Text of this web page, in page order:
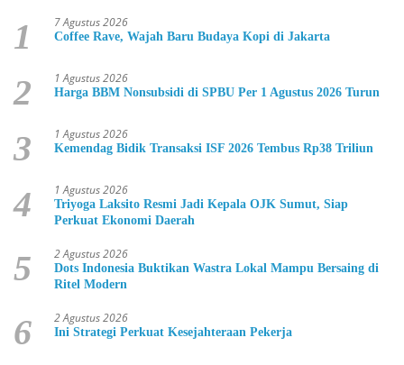
1 7 Agustus 2026
Coffee Rave, Wajah Baru Budaya Kopi di Jakarta
2 1 Agustus 2026
Harga BBM Nonsubsidi di SPBU Per 1 Agustus 2026 Turun
3 1 Agustus 2026
Kemendag Bidik Transaksi ISF 2026 Tembus Rp38 Triliun
4 1 Agustus 2026
Triyoga Laksito Resmi Jadi Kepala OJK Sumut, Siap
Perkuat Ekonomi Daerah
5 2 Agustus 2026
Dots Indonesia Buktikan Wastra Lokal Mampu Bersaing di
Ritel Modern
6 2 Agustus 2026
Ini Strategi Perkuat Kesejahteraan Pekerja